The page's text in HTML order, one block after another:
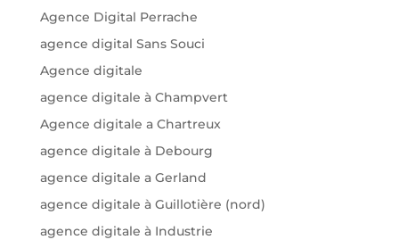
Agence Digital Perrache
agence digital Sans Souci
Agence digitale
agence digitale à Champvert
Agence digitale a Chartreux
agence digitale à Debourg
agence digitale a Gerland
agence digitale à Guillotière (nord)
agence digitale à Industrie